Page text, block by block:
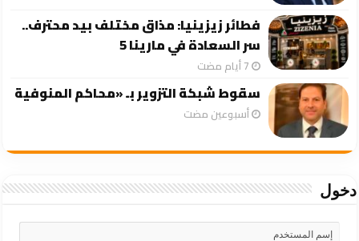
فطائر زيزينيا: مذاق مختلف بيد محترف..
سر السعادة في مارينا 5
سقوط شبكة التزوير بـ «محاكم المنوفية
‏أسبوعين مضت
دخول